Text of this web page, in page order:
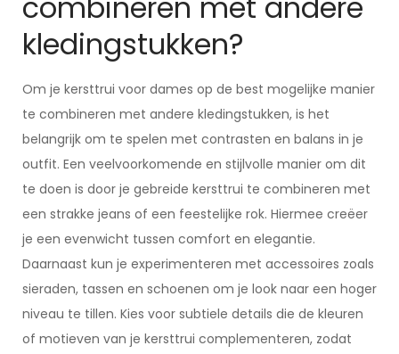
kledingstukken?
Om je kersttrui voor dames op de best mogelijke manier
te combineren met andere kledingstukken, is het
belangrijk om te spelen met contrasten en balans in je
outfit. Een veelvoorkomende en stijlvolle manier om dit
te doen is door je gebreide kersttrui te combineren met
een strakke jeans of een feestelijke rok. Hiermee creëer
je een evenwicht tussen comfort en elegantie.
Daarnaast kun je experimenteren met accessoires zoals
sieraden, tassen en schoenen om je look naar een hoger
niveau te tillen. Kies voor subtiele details die de kleuren
of motieven van je kersttrui complementeren, zodat